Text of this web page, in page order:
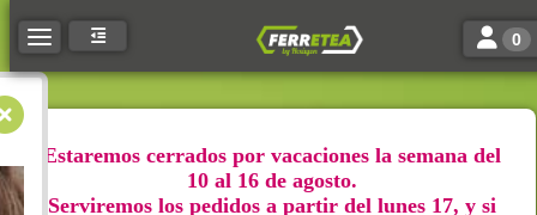
Toggle navigation Toggle
0
Estaremos cerrados por vacaciones la semana del
10 al 16 de agosto.
Serviremos los pedidos a partir del lunes 17, y si